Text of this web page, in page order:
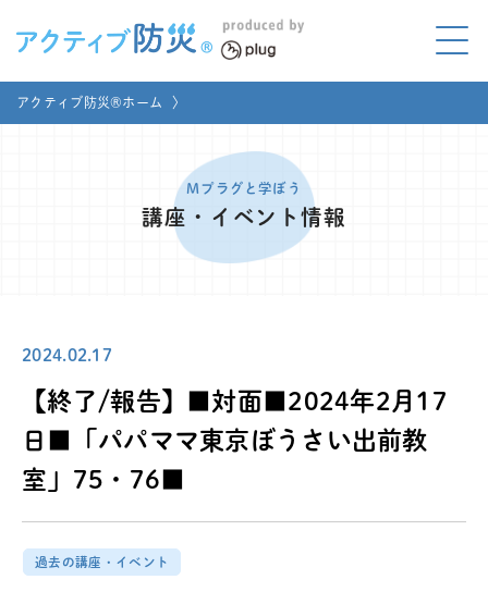
アクティブ防災とは?
家庭でやってみよう
メディア掲載
お問い合わせ
アクティブ防災®ホーム 〉
Mプラグと学ぼう
講座・イベント情報
2024.02.17
【終了/報告】■対面■2024年2月17
日■「パパママ東京ぼうさい出前教
室」75・76■
過去の講座・イベント